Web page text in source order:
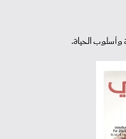
وأسلوب الحياة.